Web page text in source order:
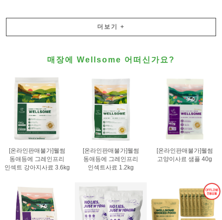
더보기 +
매장에 Wellsome 어떠신가요?
[온라인판매불가]웰썸
동애등에 그레인프리
인섹트 강아지사료 3.6kg
[온라인판매불가]웰썸
동애등에 그레인프리
인섹트사료 1.2kg
[온라인판매불가]웰썸
고양이사료 샘플 40g